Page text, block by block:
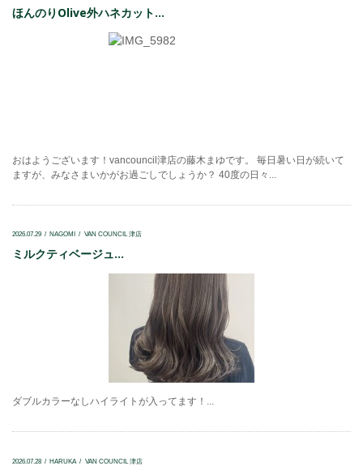
ほんのりOlive外ハネカット...
おはようございます！vancouncil津店の藤木まゆです。 毎日暑い日が続いて
ますが、みなさまいかがお過ごしでしょうか？ 40度の日々...
2026.07.29 NAGOMI VAN COUNCIL 津店
ミルクティベージュ...
ダブルカラーなしハイライトが入ってます！...
2026.07.28 HARUKA VAN COUNCIL 津店